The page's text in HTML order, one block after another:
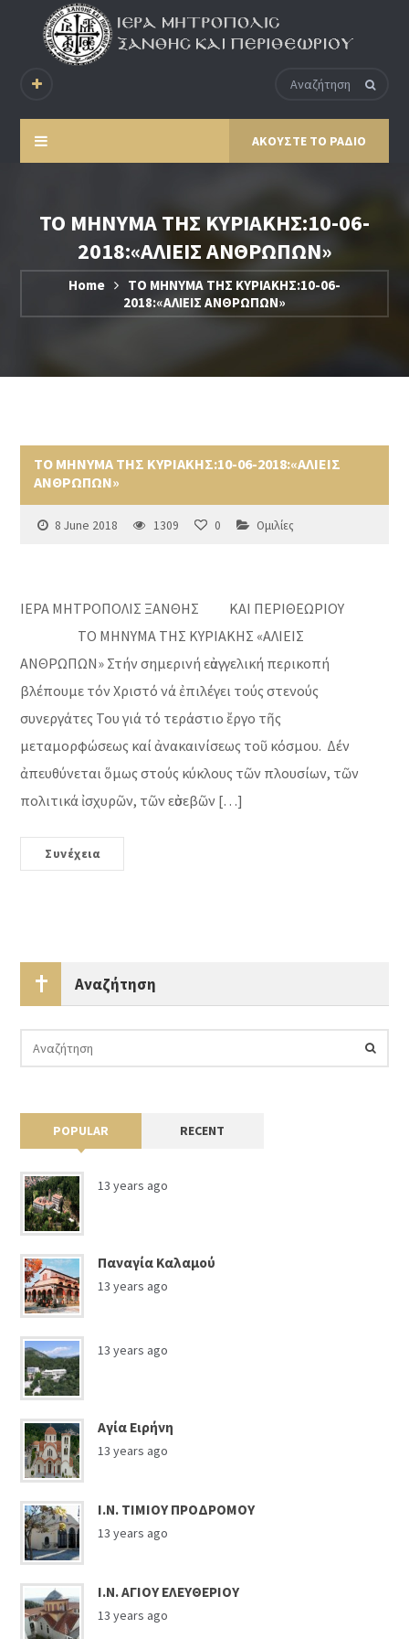
ΑΚΟΥΣΤΕ ΤΟ ΡΑΔΙΟ
ΤΟ ΜΗΝΥΜΑ ΤΗΣ ΚΥΡΙΑΚΗΣ:10-06-
2018:«ΑΛΙΕΙΣ ΑΝΘΡΩΠΩΝ»
Home
ΤΟ ΜΗΝΥΜΑ ΤΗΣ ΚΥΡΙΑΚΗΣ:10-06-
2018:«ΑΛΙΕΙΣ ΑΝΘΡΩΠΩΝ»
ΤΟ ΜΗΝΥΜΑ ΤΗΣ ΚΥΡΙΑΚΗΣ:10-06-2018:«ΑΛΙΕΙΣ
ΑΝΘΡΩΠΩΝ»
8 June 2018 1309 0 Ομιλίες
ΙΕΡΑ ΜΗΤΡΟΠΟΛΙΣ ΞΑΝΘΗΣ ΚΑΙ ΠΕΡΙΘΕΩΡΙΟΥ
ΤΟ ΜΗΝΥΜΑ ΤΗΣ ΚΥΡΙΑΚΗΣ «ΑΛΙΕΙΣ
ΑΝΘΡΩΠΩΝ» Στήν σημερινή εὐαγγελική περικοπή
βλέπουμε τόν Χριστό νά ἐπιλέγει τούς στενούς
συνεργάτες Του γιά τό τεράστιο ἔργο τῆς
μεταμορφώσεως καί ἀνακαινίσεως τοῦ κόσμου. Δέν
ἀπευθύνεται ὅμως στούς κύκλους τῶν πλουσίων, τῶν
πολιτικά ἰσχυρῶν, τῶν εὐσεβῶν […]
Συνέχεια
Αναζήτηση
POPULAR RECENT
13 years ago
Παναγία Καλαμού
13 years ago
13 years ago
Αγία Ειρήνη
13 years ago
Ι.Ν. ΤΙΜΙΟΥ ΠΡΟΔΡΟΜΟΥ
13 years ago
Ι.Ν. ΑΓΙΟΥ ΕΛΕΥΘΕΡΙΟΥ
13 years ago